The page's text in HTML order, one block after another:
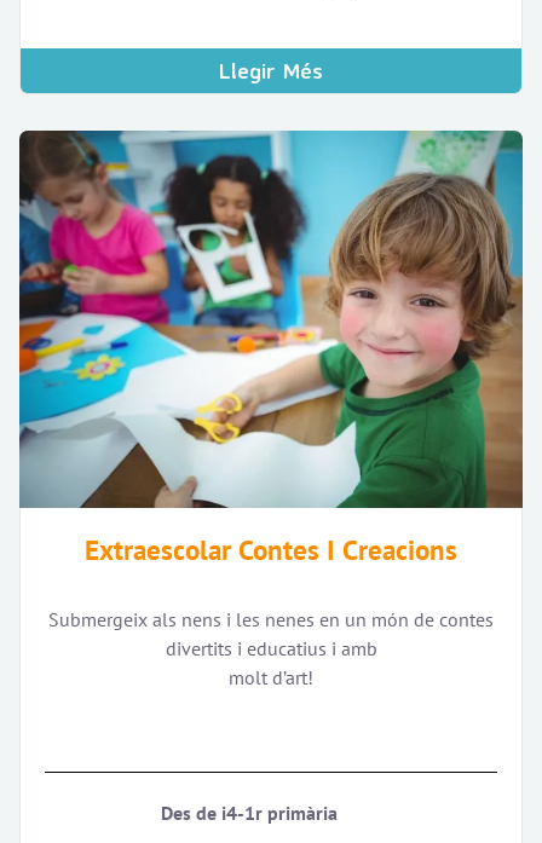
Llegir Més
Extraescolar Contes I Creacions
Submergeix als nens i les nenes en un món de contes
divertits i educatius i amb
molt d’art!
Des de i4-1r primària